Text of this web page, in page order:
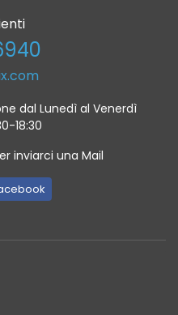
dal Lunedì al Venerdì
18:30
inviarci una Mail